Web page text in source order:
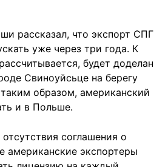
рассказал, что экспорт СПГ
уже через три года. К
будет доделан
Свиноуйсьце на берегу
образом, американский
и в Польше.
соглашения о
американские экспортеры